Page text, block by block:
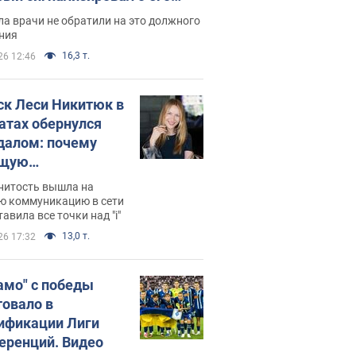
раке
врачи не обратили на это должного
12:46 16,3 т.
Леси Никитюк в
обернулся
почему
вышла на
коммуникацию в сети
все точки над "i"
17:32 13,0 т.
с победы
в
Лиги
Видео